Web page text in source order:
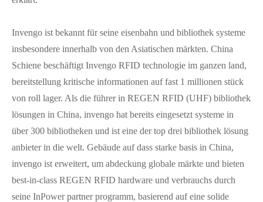
Invengo ist bekannt für seine eisenbahn und bibliothek systeme
insbesondere innerhalb von den Asiatischen märkten. China
Schiene beschäftigt Invengo RFID technologie im ganzen land,
bereitstellung kritische informationen auf fast 1 millionen stück
von roll lager. Als die führer in REGEN RFID (UHF) bibliothek
lösungen in China, invengo hat bereits eingesetzt systeme in
über 300 bibliotheken und ist eine der top drei bibliothek lösung
anbieter in die welt. Gebäude auf dass starke basis in China,
invengo ist erweitert, um abdeckung globale märkte und bieten
best-in-class REGEN RFID hardware und verbrauchs durch
seine InPower partner programm, basierend auf eine solide